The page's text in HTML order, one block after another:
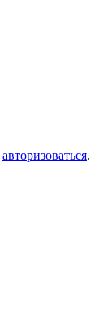
авторизоваться.